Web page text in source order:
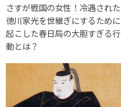
さすが戦国の女性！冷遇された
徳川家光を世継ぎにするために
起こした春日局の大胆すぎる行
動とは？